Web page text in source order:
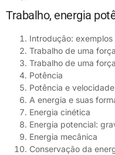
Trabalho, energia
Introdução:
Trabalho de uma
Trabalho de uma
Potência
Potência e velocidade
A energia e suas
Energia cinética
Energia potencial:
Energia mecânica
Conservação da